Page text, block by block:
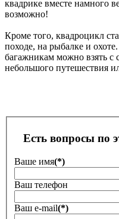
квадрике вместе намного
возможно!
Кроме того, квадроцикл
походе, на рыбалке и
багажникам можно взять с
небольшого путешествия
Есть вопросы по
Ваше имя(*)
Ваш телефон
Ваш е-mail(*)